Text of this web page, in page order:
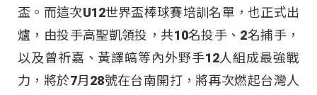
盃。而這次U12世界盃棒球賽培訓名單，也正式出
爐，由投手高聖凱領投，共10名投手、2名捕手，
以及曾祈嘉、黃譯皜等內外野手12人組成最強戰
力，將於7月28號在台南開打，將再次燃起台灣人